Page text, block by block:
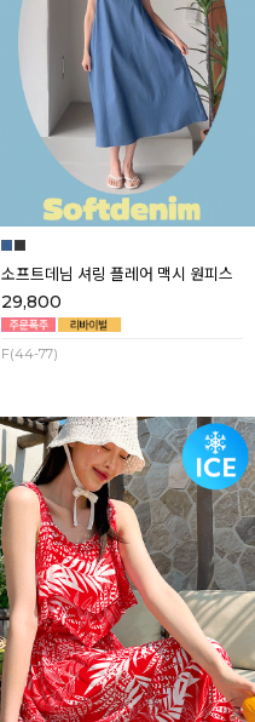
소프트데님 셔링 플레어 맥시 원피스
29,800
F(44-77)